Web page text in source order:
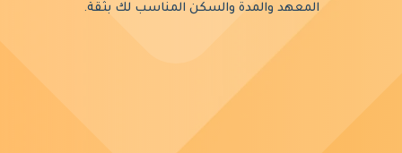
المعهد والمدة والسكن المناسب لك بثقة.